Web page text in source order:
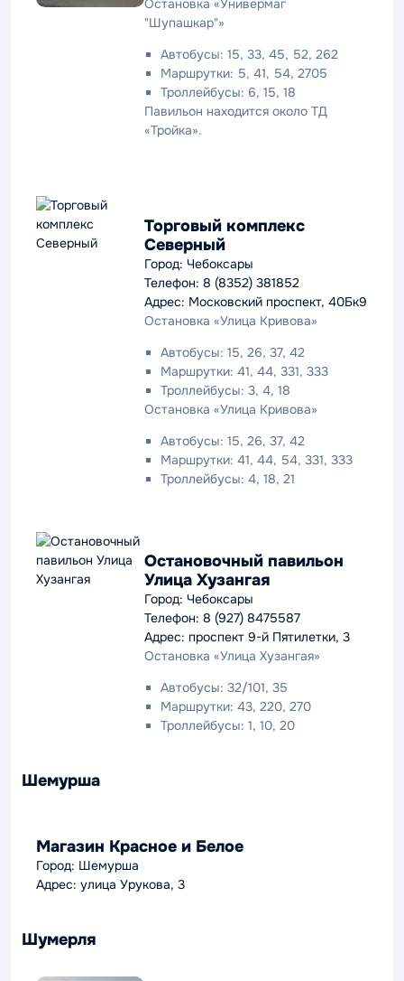
Остановка «Универмаг
"Шупашкар"»
Автобусы: 15, 33, 45, 52, 262
Маршрутки: 5, 41, 54, 2705
Троллейбусы: 6, 15, 18
Павильон находится около ТД
«Тройка».
Торговый комплекс
Северный
Город: Чебоксары
Телефон: 8 (8352) 381852
Адрес: Московский проспект, 40Бк9
Остановка «Улица Кривова»
Автобусы: 15, 26, 37, 42
Маршрутки: 41, 44, 331, 333
Троллейбусы: 3, 4, 18
Остановка «Улица Кривова»
Автобусы: 15, 26, 37, 42
Маршрутки: 41, 44, 54, 331, 333
Троллейбусы: 4, 18, 21
Остановочный павильон
Улица Хузангая
Город: Чебоксары
Телефон: 8 (927) 8475587
Адрес: проспект 9-й Пятилетки, 3
Остановка «Улица Хузангая»
Автобусы: 32/101, 35
Маршрутки: 43, 220, 270
Троллейбусы: 1, 10, 20
Шемурша
Магазин Красное и Белое
Город: Шемурша
Адрес: улица Урукова, 3
Шумерля